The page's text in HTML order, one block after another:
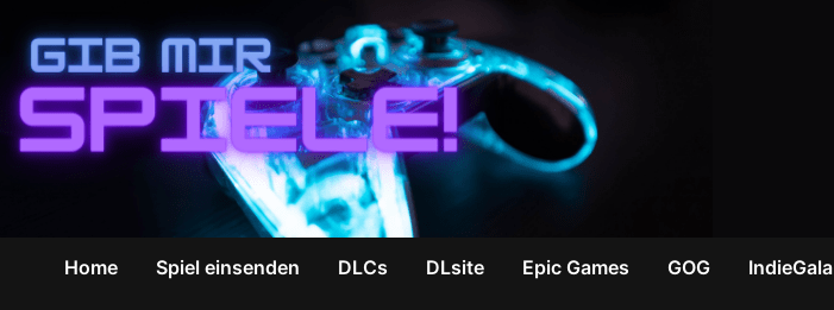
Inhalt
springen
Home Spiel einsenden DLCs DLsite Epic Games GOG IndieGala